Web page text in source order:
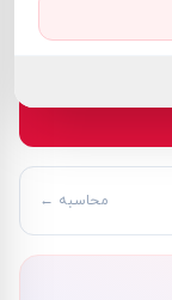
موجود
محاسبه ←